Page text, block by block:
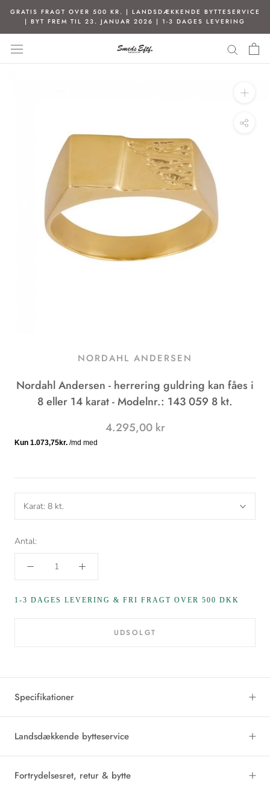
indhold
GRATIS FRAGT OVER 500 KR. | LANDSDÆKKENDE BYTTESERVICE
| BYT FREM TIL 23. JANUAR 2026 | 1-3 DAGES LEVERING
NORDAHL ANDERSEN
Nordahl Andersen - herrering guldring kan fåes i
8 eller 14 karat - Modelnr.: 143 059 8 kt.
4.295,00 kr
Karat: 8 kt.
Antal:
1-3 DAGES LEVERING & FRI FRAGT OVER 500 DKK
UDSOLGT
Specifikationer
Landsdækkende bytteservice
Fortrydelsesret, retur & bytte